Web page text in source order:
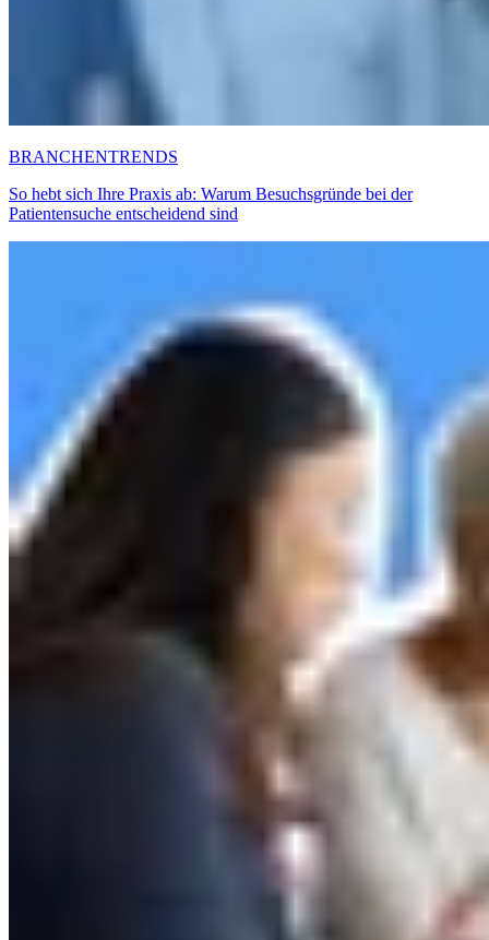
BRANCHENTRENDS
So hebt sich Ihre Praxis ab: Warum Besuchsgründe bei der
Patientensuche entscheidend sind